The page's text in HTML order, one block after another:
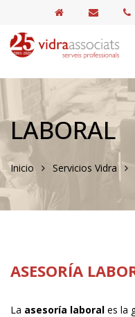
LABORAL
Inicio Servicios Vidra
ASESORÍA
La asesoría laboral es la